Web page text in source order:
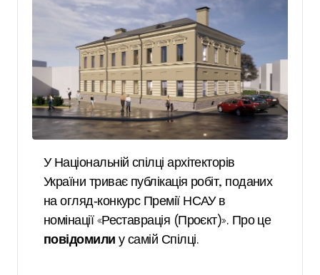
У Національній спілці архітекторів
України триває публікація робіт, поданих
на огляд‑конкурс Премії НСАУ в
номінації «Реставрація (Проєкт)». Про це
повідомили у самій Спілці.